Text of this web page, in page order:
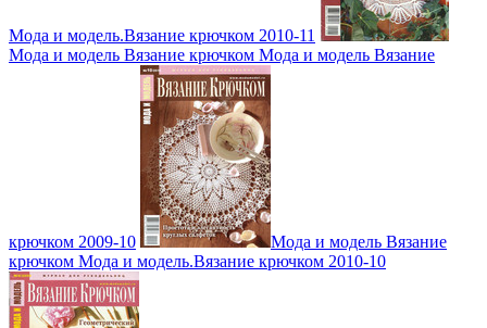
Мода и модель.Вязание крючком 2010-11
Мода и модель Вязание крючком Мода и модель Вязание
крючком 2009-10
Мода и модель Вязание
крючком Мода и модель.Вязание крючком 2010-10